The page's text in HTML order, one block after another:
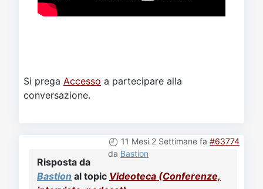
Si prega Accesso a partecipare alla
conversazione.
11 Mesi 2 Settimane fa #63774
da Bastion
Risposta da
Bastion al topic Videoteca (Conferenze,